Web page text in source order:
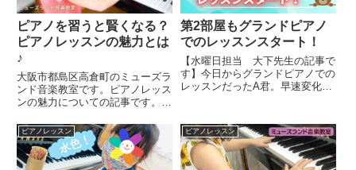
ピアノを習うと賢くなる？
ピアノレッスンの魅力とは
♪
大阪市都島区高倉町のミューズラ
ンド音楽教室です。ピアノレッス
ンの魅力についての記事です。音
アノレッスンです。
第2部屋もグランドピアノ
でのレッスンスタート！
【水曜日担当 大下先生の記事で
す】今日からグランドピアノでの
レッスンだったA君。早速変化に
弾いてハンマーが動く様子を楽し
んでいました♪注目するところに
センスを感じました😌✨そし
て、...
ピアノレッスン ピアノレッスン